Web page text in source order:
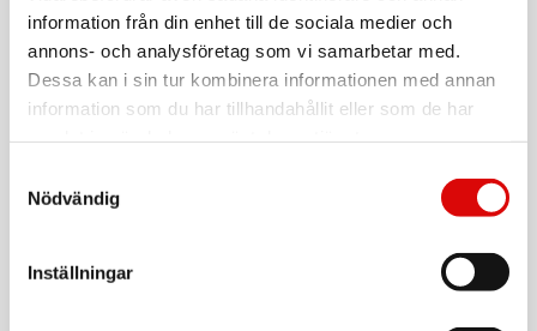
information från din enhet till de sociala medier och
annons- och analysföretag som vi samarbetar med.
Dessa kan i sin tur kombinera informationen med annan
information som du har tillhandahållit eller som de har
Nödvändig
Inställningar
A15595
Tillv. art. nr:
373470
Rek: 349,00 kr
ORAL B
Borsthuvud iO Ultimate Clean Black 2st